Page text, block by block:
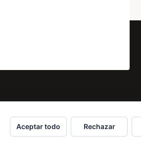
Aceptar todo Rechazar